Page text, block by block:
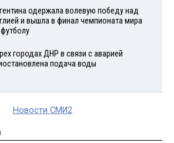
одержала волевую победу над
и вышла в финал чемпионата мира
городах ДНР в связи с аварией
подача воды
Новости СМИ2